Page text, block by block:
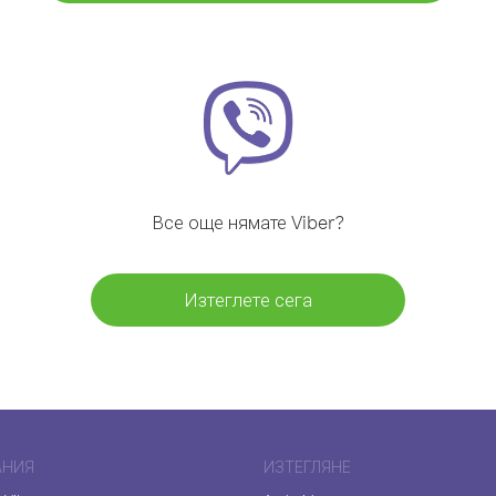
Все още нямате Viber?
Изтеглете сега
ИЗТЕГЛЯНЕ